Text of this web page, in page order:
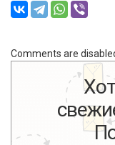
Comments are